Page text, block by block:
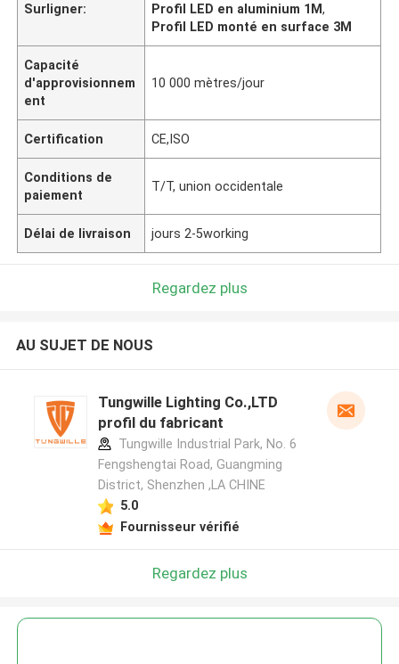
Surligner:
Profil LED en aluminium 1M,
Profil LED monté en surface 3M
Capacité
d'approvisionnem
ent
10 000 mètres/jour
Certification CE,ISO
Conditions de
paiement
T/T, union occidentale
Délai de livraison jours 2-5working
Regardez plus
AU SUJET DE NOUS
Tungwille Lighting Co.,LTD
profil du fabricant
Tungwille Industrial Park, No. 6
Fengshengtai Road, Guangming
District, Shenzhen ,LA CHINE
5.0
Fournisseur vérifié
Regardez plus